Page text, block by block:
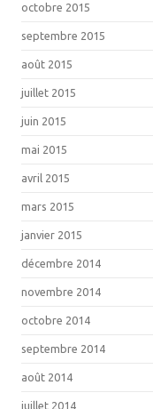
octobre 2015
septembre 2015
août 2015
juillet 2015
juin 2015
mai 2015
avril 2015
mars 2015
janvier 2015
décembre 2014
novembre 2014
octobre 2014
septembre 2014
août 2014
juillet 2014